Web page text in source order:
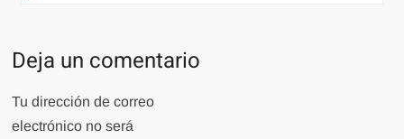
Deja un comentario
Tu dirección de correo
electrónico no será